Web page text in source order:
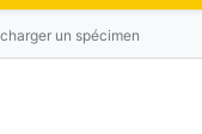
un spécimen